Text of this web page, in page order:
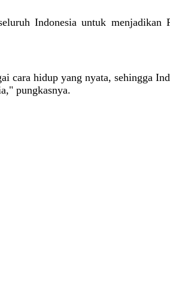
Indonesia untuk menjadikan
hidup yang nyata, sehingga
pungkasnya.